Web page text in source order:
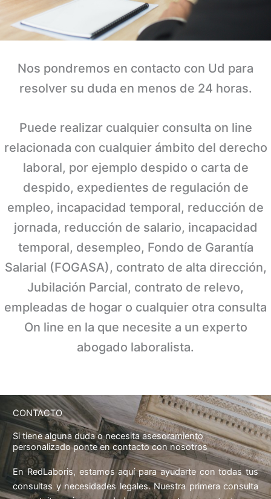
Nos pondremos en contacto con Ud para
resolver su duda en menos de 24 horas.
Puede realizar cualquier consulta on line
relacionada con cualquier ámbito del derecho
laboral, por ejemplo despido o carta de
despido, expedientes de regulación de
empleo, incapacidad temporal, reducción de
jornada, reducción de salario, incapacidad
temporal, desempleo, Fondo de Garantía
Salarial (FOGASA), contrato de alta dirección,
Jubilación Parcial, contrato de relevo,
empleadas de hogar o cualquier otra consulta
On line en la que necesite a un experto
abogado laboralista.
CONTACTO
Si tiene alguna duda o necesita asesoramiento
personalizado ponte en contacto con nosotros
En RedLaboris, estamos aquí para ayudarte con todas tus
consultas y necesidades legales. Nuestra primera consulta